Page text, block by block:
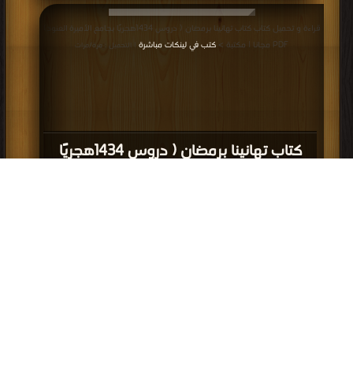
كتاب تهانينا برمضان ( دروس 1434هجريًا
قراءة و تحميل كتاب كتاب تهانينا برمضان ( دروس 1434هجريًا بجامع الأميرة العنود)
PDF مجانا | مكتبة >
كتب في لينكات مباشرة | التحميل : مرة/مرات